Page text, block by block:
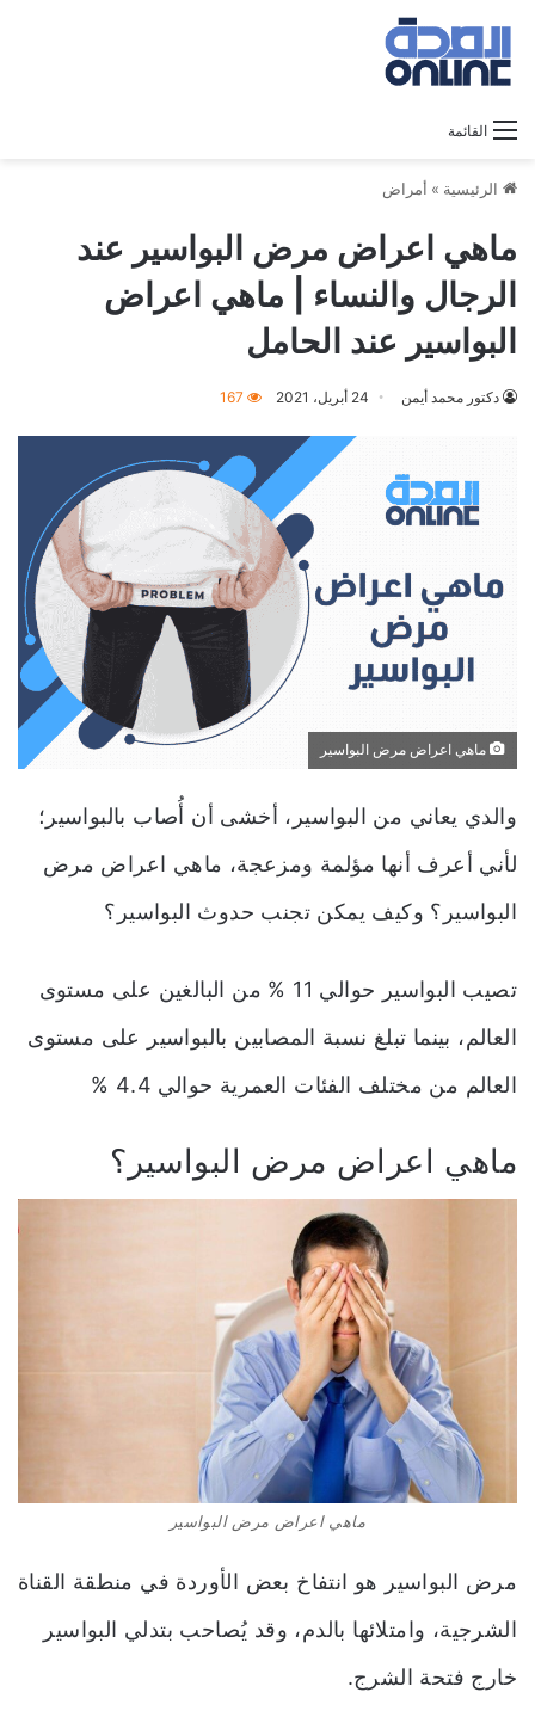
القائمة
الرئيسية » أمراض
ماهي اعراض مرض البواسير عند
الرجال والنساء | ماهي اعراض
البواسير عند الحامل
دكتور محمد أيمن 24 أبريل، 2021 167
ماهي اعراض مرض البواسير
والدي يعاني من البواسير، أخشى أن أُصاب بالبواسير؛
لأني أعرف أنها مؤلمة ومزعجة، ماهي اعراض مرض
البواسير؟ وكيف يمكن تجنب حدوث البواسير؟
تصيب البواسير حوالي 11 % من البالغين على مستوى
العالم، بينما تبلغ نسبة المصابين بالبواسير على مستوى
العالم من مختلف الفئات العمرية حوالي 4.4 %
ماهي اعراض مرض البواسير؟
ماهي اعراض مرض البواسير
مرض البواسير هو انتفاخ بعض الأوردة في منطقة القناة
الشرجية، وامتلائها بالدم، وقد يُصاحب بتدلي البواسير
خارج فتحة الشرج.